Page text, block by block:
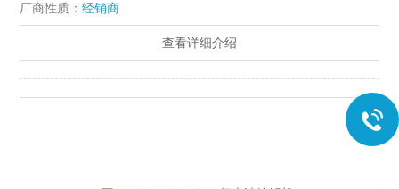
厂商性质：经销商
查看详细介绍